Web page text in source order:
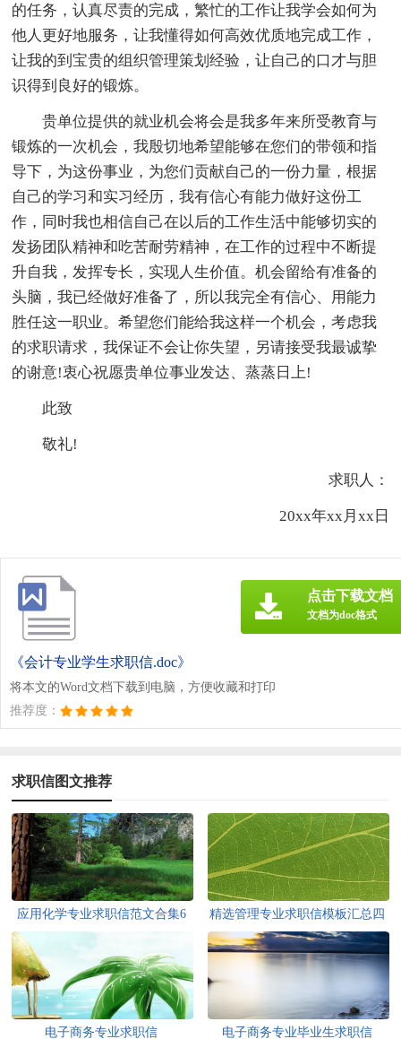
的任务，认真尽责的完成，繁忙的工作让我学会如何为
他人更好地服务，让我懂得如何高效优质地完成工作，
让我的到宝贵的组织管理策划经验，让自己的口才与胆
识得到良好的锻炼。
贵单位提供的就业机会将会是我多年来所受教育与
锻炼的一次机会，我殷切地希望能够在您们的带领和指
导下，为这份事业，为您们贡献自己的一份力量，根据
自己的学习和实习经历，我有信心有能力做好这份工
作，同时我也相信自己在以后的工作生活中能够切实的
发扬团队精神和吃苦耐劳精神，在工作的过程中不断提
升自我，发挥专长，实现人生价值。机会留给有准备的
头脑，我已经做好准备了，所以我完全有信心、用能力
胜任这一职业。希望您们能给我这样一个机会，考虑我
的求职请求，我保证不会让你失望，另请接受我最诚挚
的谢意!衷心祝愿贵单位事业发达、蒸蒸日上!
此致
敬礼!
求职人：
20xx年xx月xx日
《会计专业学生求职信.doc》
将本文的Word文档下载到电脑，方便收藏和打印
推荐度：
点击下载文档
文档为doc格式
求职信图文推荐
应用化学专业求职信范文合集6
精选管理专业求职信模板汇总四
篇
电子商务专业求职信 电子商务专业毕业生求职信